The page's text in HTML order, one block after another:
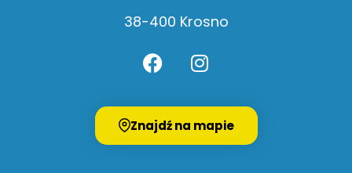
38-400 Krosno
Znajdź na mapie